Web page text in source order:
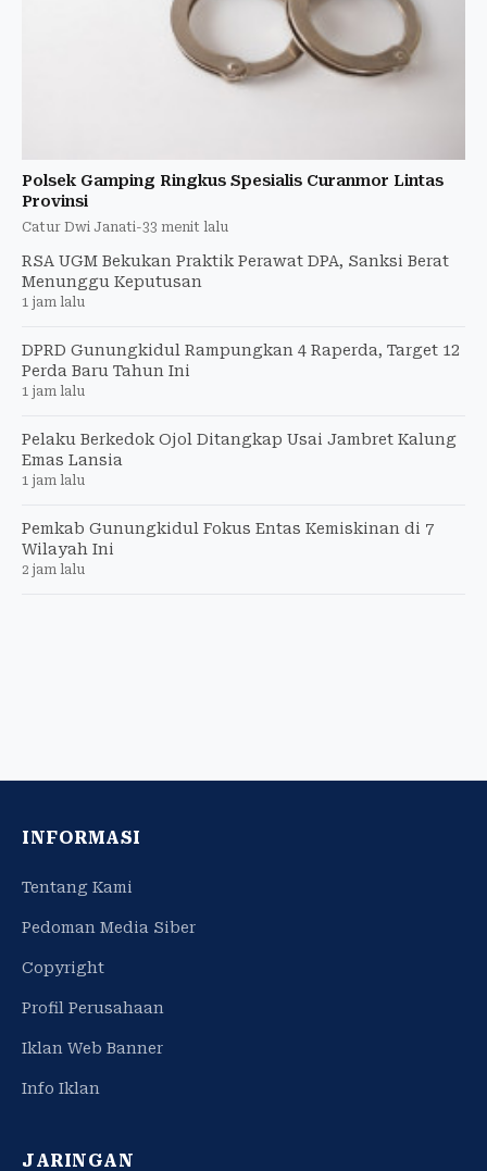
Polsek Gamping Ringkus Spesialis Curanmor Lintas
Provinsi
Catur Dwi Janati-33 menit lalu
RSA UGM Bekukan Praktik Perawat DPA, Sanksi Berat
Menunggu Keputusan
1 jam lalu
DPRD Gunungkidul Rampungkan 4 Raperda, Target 12
Perda Baru Tahun Ini
1 jam lalu
Pelaku Berkedok Ojol Ditangkap Usai Jambret Kalung
Emas Lansia
1 jam lalu
Pemkab Gunungkidul Fokus Entas Kemiskinan di 7
Wilayah Ini
2 jam lalu
INFORMASI
Tentang Kami
Pedoman Media Siber
Copyright
Profil Perusahaan
Iklan Web Banner
Info Iklan
JARINGAN